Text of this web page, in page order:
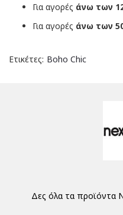
Για αγορές άνω των
Για αγορές άνω των
Ετικέτες: Boho Chic
Δες όλα τα προϊόντα